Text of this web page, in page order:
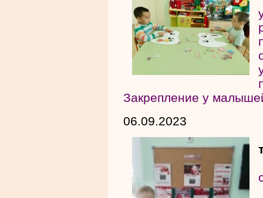
Закрепление у
06.09.2023